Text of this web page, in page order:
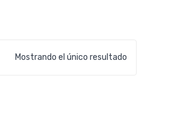
Mostrando el único resultado